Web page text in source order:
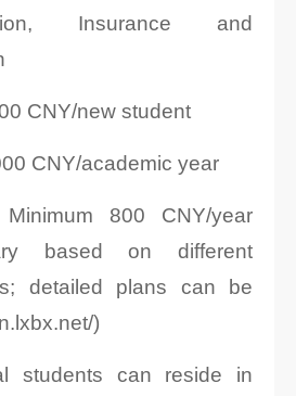
Insurance and
CNY/new student
CNY/academic year
Minimum 800 CNY/year
based on different
detailed plans can be
)
students can reside in